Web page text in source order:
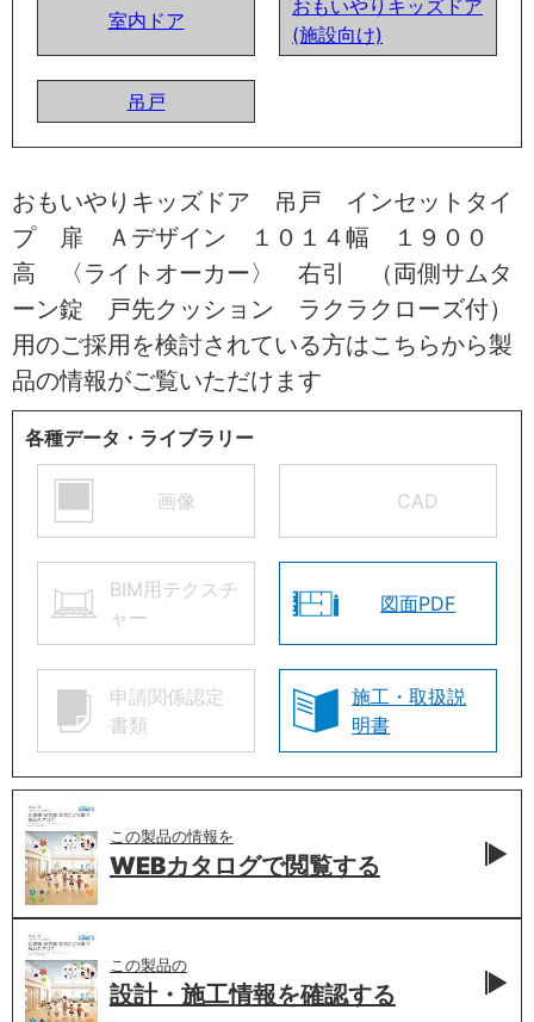
室内ドア
おもいやりキッズドア
(施設向け)
吊戸
おもいやりキッズドア 吊戸 インセットタイ
プ 扉 Ａデザイン １０１４幅 １９００
高 〈ライトオーカー〉 右引 （両側サムタ
ーン錠 戸先クッション ラクラクローズ付）
用のご採用を検討されている方はこちらから製
品の情報がご覧いただけます
各種データ・ライブラリー
画像 CAD
BIM用テクスチ
ャー
図面PDF
申請関係認定
書類
施工・取扱説
明書
この製品の情報を
WEBカタログで閲覧する
この製品の
設計・施工情報を確認する